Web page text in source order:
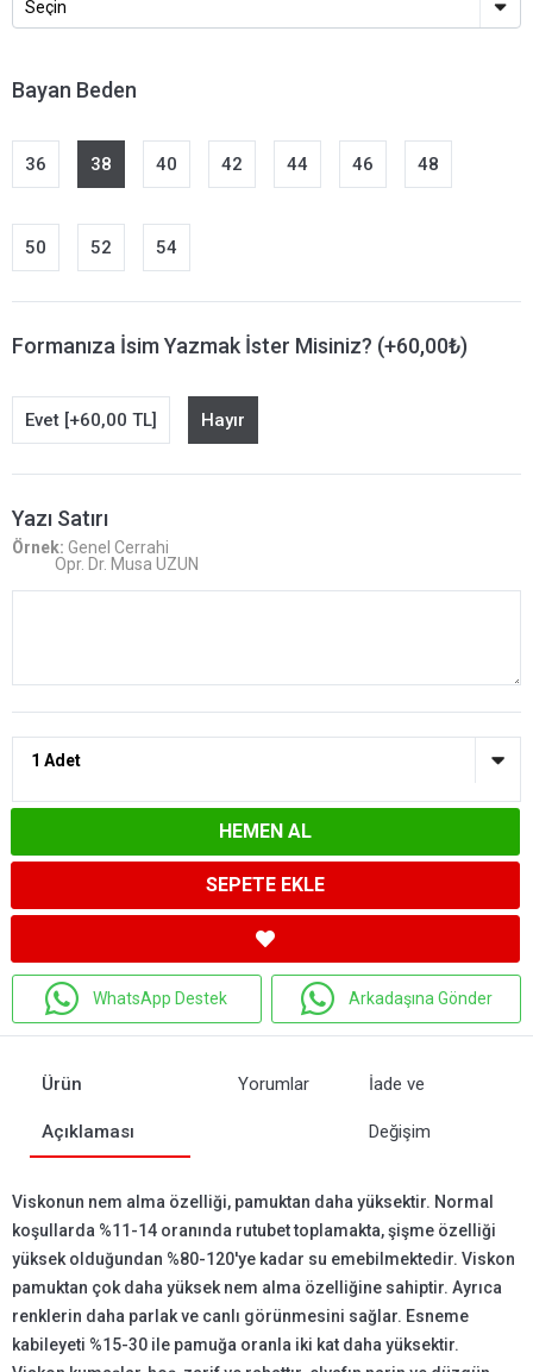
Bayan Beden
36 38 40 42 44 46 48
50 52 54
Formanıza İsim Yazmak İster Misiniz? (+60,00₺)
Evet [+60,00 TL] Hayır
Yazı Satırı
Örnek: Genel Cerrahi
Opr. Dr. Musa UZUN
HEMEN AL
SEPETE EKLE
WhatsApp Destek Arkadaşına Gönder
Ürün
Açıklaması
Yorumlar İade ve
Değişim
Viskonun nem alma özelliği, pamuktan daha yüksektir. Normal
koşullarda %11-14 oranında rutubet toplamakta, şişme özelliği
yüksek olduğundan %80-120'ye kadar su emebilmektedir. Viskon
pamuktan çok daha yüksek nem alma özelliğine sahiptir. Ayrıca
renklerin daha parlak ve canlı görünmesini sağlar. Esneme
kabileyeti %15-30 ile pamuğa oranla iki kat daha yüksektir.